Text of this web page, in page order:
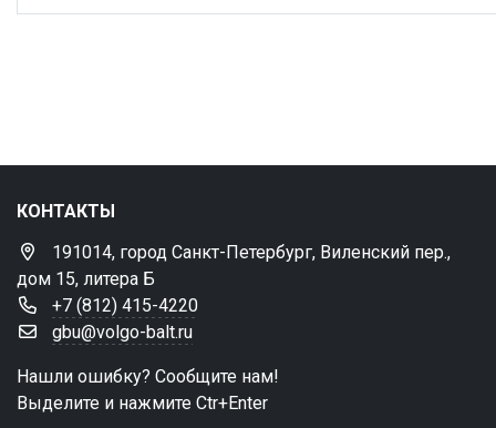
КОНТАКТЫ
191014, город Санкт-Петербург, Виленский пер.,
дом 15, литера Б
+7 (812) 415-4220
gbu@volgo-balt.ru
Нашли ошибку? Сообщите нам!
Выделите и нажмите Ctr+Enter